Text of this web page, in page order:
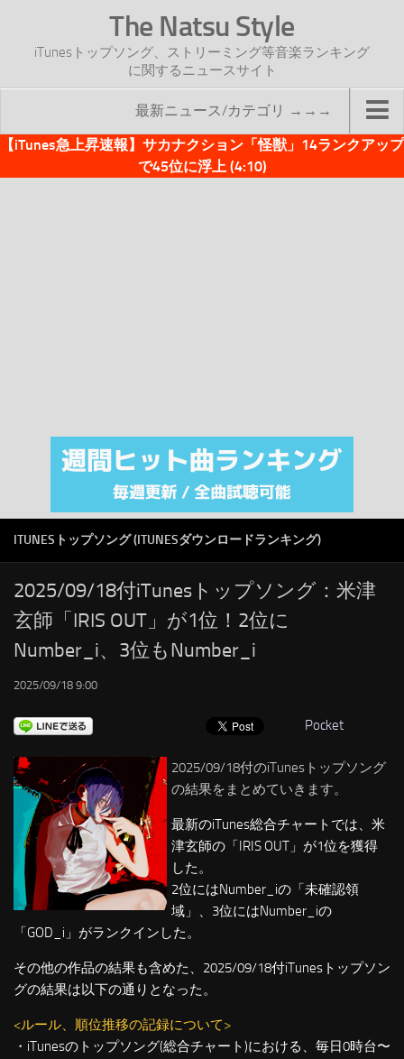
The Natsu Style
iTunesトップソング、ストリーミング等音楽ランキング
に関するニュースサイト
最新ニュース/カテゴリ →→→
TOP
注目カテゴリ
オリジナルiTunes週間トップソング
RSS
LINKS
【iTunes急上昇速報】サカナクション「怪獣」14ランクアップ
で45位に浮上 (4:10)
ITUNESトップソング (ITUNESダウンロードランキング)
2025/09/18付iTunesトップソング：米津
玄師「IRIS OUT」が1位！2位に
Number_i、3位もNumber_i
2025/09/18 9:00
Pocket
2025/09/18付のiTunesトップソング
の結果をまとめていきます。
最新のiTunes総合チャートでは、米
津玄師の「IRIS OUT」が1位を獲得
した。
2位にはNumber_iの「未確認領
域」、3位にはNumber_iの
「GOD_i」がランクインした。
その他の作品の結果も含めた、2025/09/18付iTunesトップソン
グの結果は以下の通りとなった。
<ルール、順位推移の記録について>
・iTunesのトップソング(総合チャート)における、毎日0時台〜